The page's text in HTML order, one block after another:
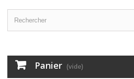
Panier (vide)